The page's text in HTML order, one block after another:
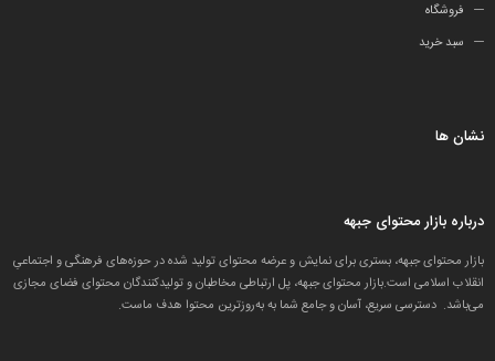
فروشگاه
سبد خرید
نشان ها
درباره بازار محتوای جبهه
بازار محتوای جبهه، بستری برای نمایش و عرضه محتوای تولید شده در حوزه‌های فرهنگی و اجتماعیِ
انقلاب اسلامی است.بازار محتوای جبهه، پل ارتباطی مخاطبان و تولید‌کنندگان محتوای فضای مجازی
می‌باشد. دسترسی سریع، آسان و جامع شما به به‌روزترین محتوا هدف ماست.